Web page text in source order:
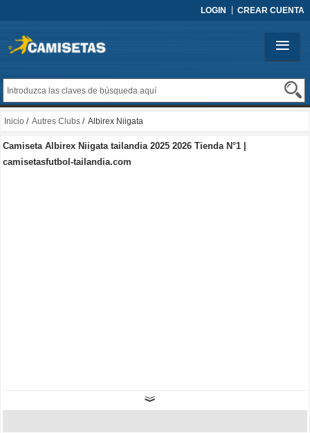
LOGIN CREAR CUENTA
Inicio / Autres Clubs / Albirex Niigata
Camiseta Albirex Niigata tailandia 2025 2026 Tienda N°1 |
camisetasfutbol-tailandia.com